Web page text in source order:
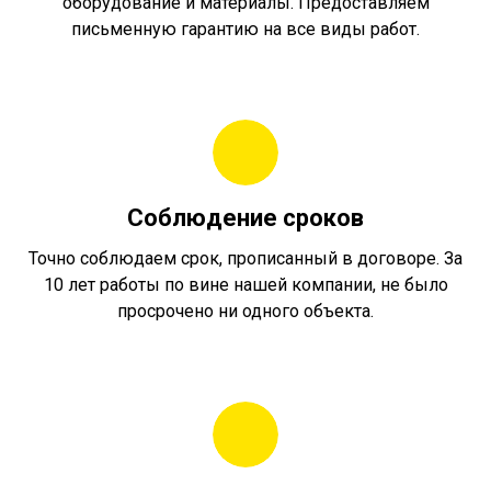
письменную гарантию на все виды работ.
Соблюдение сроков
Точно соблюдаем срок, прописанный в договоре. За
10 лет работы по вине нашей компании, не было
просрочено ни одного объекта.